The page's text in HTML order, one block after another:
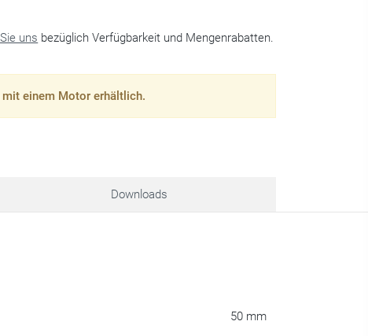
uns bezüglich Verfügbarkeit und Mengenrabatten.
mit einem Motor erhältlich.
Downloads
50 mm